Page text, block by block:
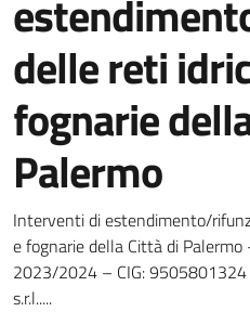
delle reti
fognarie
Palermo
Dettagli della
Interventi di estendimento/
e fognarie della Città di Palermo
2023/2024 – CIG:
s.r.l.....